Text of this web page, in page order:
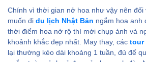
Bản ngắm hoa anh đào
của Cattour
1. Lịch trình tour
Chính vì thời gian nở hoa như vậy nên đối
muốn đi du lịch Nhật Bản ngắm hoa anh
thời điểm hoa nở rộ thì mới chụp ảnh và
khoảnh khắc đẹp nhất. May thay, các tour
lại thường kéo dài khoảng 1 tuần, đủ để